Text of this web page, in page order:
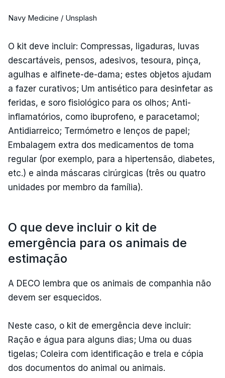
Navy Medicine / Unsplash
O kit deve incluir: Compressas, ligaduras, luvas
descartáveis, pensos, adesivos, tesoura, pinça,
agulhas e alfinete-de-dama; estes objetos ajudam
a fazer curativos; Um antisético para desinfetar as
feridas, e soro fisiológico para os olhos; Anti-
inflamatórios, como ibuprofeno, e paracetamol;
Antidiarreico; Termómetro e lenços de papel;
Embalagem extra dos medicamentos de toma
regular (por exemplo, para a hipertensão, diabetes,
etc.) e ainda máscaras cirúrgicas (três ou quatro
unidades por membro da família).
O que deve incluir o kit de
emergência para os animais de
estimação
A DECO lembra que os animais de companhia não
devem ser esquecidos.
Neste caso, o kit de emergência deve incluir:
Ração e água para alguns dias; Uma ou duas
tigelas; Coleira com identificação e trela e cópia
dos documentos do animal ou animais.